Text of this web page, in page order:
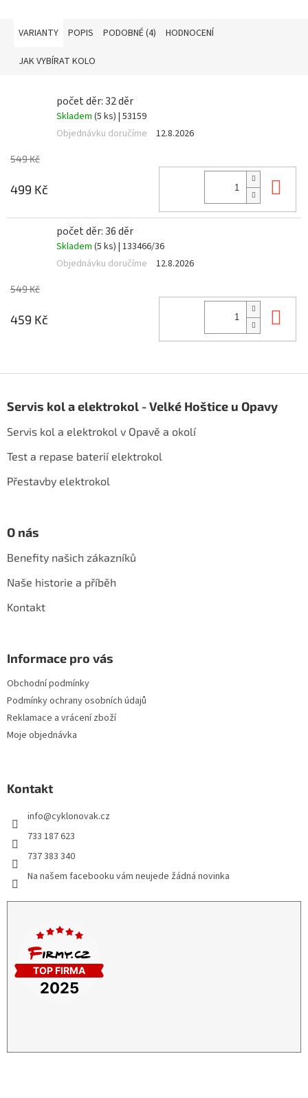
VARIANTY POPIS PODOBNÉ (4) HODNOCENÍ
JAK VYBÍRAT KOLO
počet děr: 32 děr
Skladem (5 ks) | 53159
Objednávku doručíme
12.8.2026
549 Kč
499 Kč
počet děr: 36 děr
Skladem (5 ks) | 133466/36
Objednávku doručíme
12.8.2026
549 Kč
459 Kč
pServis kol a elektrokol - Velké Hoštice u Opavy
Servis kol a elektrokol v Opavě a okolí
Test a repase baterií elektrokol
Přestavby elektrokol
O nás
Benefity našich zákazníků
Naše historie a příběh
Kontakt
Informace pro vás
Obchodní podmínky
Podmínky ochrany osobních údajů
Reklamace a vrácení zboží
Moje objednávka
Kontakt
info@cyklonovak.cz
733 187 623
737 383 340
Na našem facebooku vám neujede žádná novinka